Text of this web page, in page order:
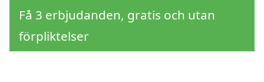
Få 3 erbjudanden, gratis och utan
förpliktelser